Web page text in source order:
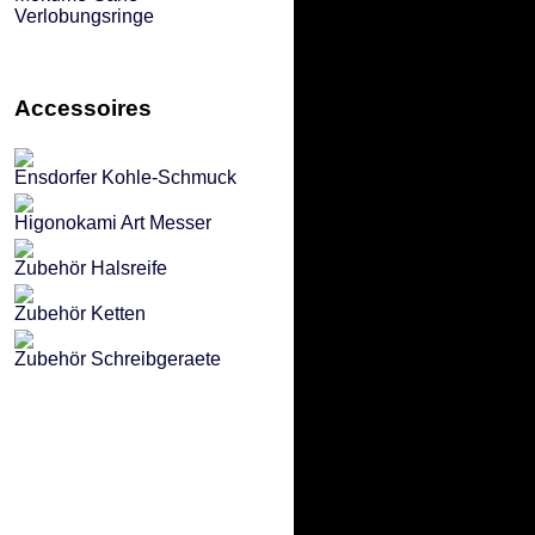
Verlobungsringe
Accessoires
Ensdorfer Kohle-Schmuck
Higonokami Art Messer
Zubehör Halsreife
Zubehör Ketten
Zubehör Schreibgeraete